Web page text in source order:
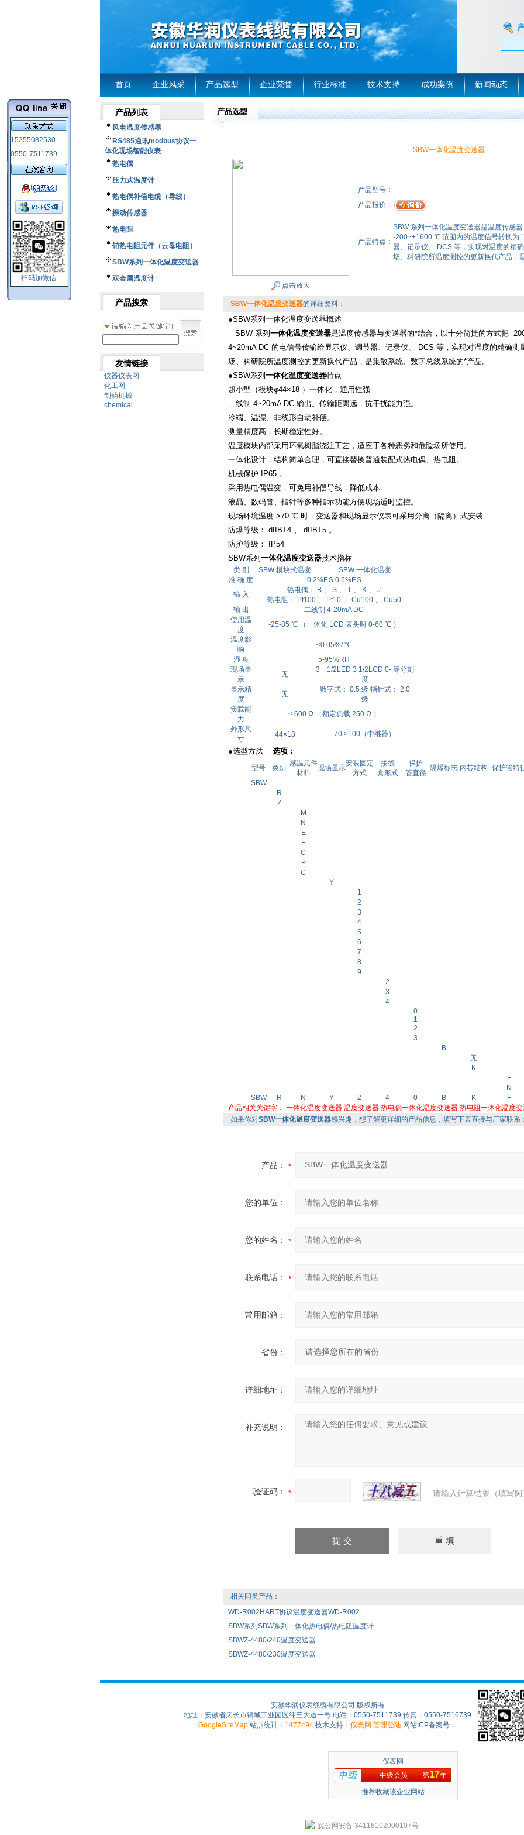
首页 企业风采 产品选型 企业荣誉 行业标准 技术支持 成功案例 新闻动态
15255082530
0550-7511739
扫码加微信
产品列表
风电温度传感器
RS485通讯modbus协议一
体化现场智能仪表
热电偶
压力式温度计
热电偶补偿电缆（导线）
振动传感器
热电阻
铂热电阻元件（云母电阻）
SBW系列一体化温度变送器
双金属温度计
产品搜索
友情链接
仪器仪表网
化工网
制药机械
chemical
产品选型
SBW一体化温度变送器
点击放大
产品型号：
产品报价：
产品特点：
SBW 系列一体化温度变送器是温度传感
-200~+1600 ℃ 范围内的温度信号转换为
器、记录仪、 DCS 等，实现对温度的精
场、科研院所温度测控的更新换代产品，
SBW一体化温度变送器的详细资料：
●SBW系列一体化温度变送器概述
SBW 系列 一体化温度变送器是温度传感器与变送器的*结合，以十分简捷的方式把 -
4~20mA DC 的电信号传输给显示仪、调节器、记录仪、 DCS 等，实现对温度的精确
场、科研院所温度测控的更新换代产品，是集散系统、数字总线系统的*产品
●SBW系列 一体化温度变送器特点
超小型（模块φ44×18 ）一体化，通用性强
二线制 4~20mA DC 输出。传输距离远，抗干扰能力强。
冷端、温漂、非线形自动补偿。
测量精度高，长期稳定性好。
温度模块内部采用环氧树脂浇注工艺，适应于各种恶劣和危险场所使用。
一体化设计，结构简单合理，可直接替换普通装配式热电偶、热电阻。
机械保护 IP65 。
采用热电偶温变，可免用补偿导线，降低成本
液晶、数码管、指针等多种指示功能方便现场适时监控。
现场环境温度 >70 ℃ 时，变送器和现场显示仪表可采用分离（隔离）式安装
防爆等级： dIIBT4 、 dIIBT5 。
防护等级： IP54
SBW系列 一体化温度变送器技术指标
类 别 SBW 模块式温变
SBW 一体化温变
准 确 度
0.2%F.S 0.5%F.S
输 入
热电偶： B 、 S 、 T 、 K 、 J
热电阻： Pt100 、 Pt10 、 Cu100 、 Cu50
输 出
二线制 4-20mA DC
使用温
度
-25-85 ℃ （一体化 LCD 表头时 0-60 ℃ ）
温度影
响
≤0.05%/ ℃
湿 度
5-95%RH
现场显
示
无
3 1/2LED 3 1/2LCD 0- 等分刻
度
显示精
度
无
数字式： 0.5 级 指针式： 2.0
级
负载能
力
< 600 Ω （额定负载 250 Ω ）
外形尺
寸
44×18 70 ×100（中继器）
●选型方法 选项：
型号 类别
感温元件
材料
现场显示
安装固定
方式
接线
盒形式
保护
管直径
隔爆标志 内芯结构 保护管特
SBW
R
Z
M
N
E
F
C
P
C
Y
1
2
3
4
5
6
7
8
9
2
3
4
0
1
2
3
B
无
K
F
N
SBW
R N Y 2 4 0 B K F
产品相关关键字： 一体化温度变送器 温度变送器 热电偶一体化温度变送器 热电阻一体化温度变
如果你对SBW一体化温度变送器感兴趣，想了解更详细的产品信息，填写下表直接与厂家联系：
产品：
您的单位：
您的姓名：
联系电话：
常用邮箱：
省份：
详细地址：
补充说明：
验证码： 请输入计算结果（填写
相关同类产品：
WD-R002HART协议温度变送器WD-R002
SBW系列SBW系列一体化热电偶/热电阻温度计
SBWZ-4480/240温度变送器
SBWZ-4480/230温度变送器
安徽华润仪表线缆有限公司 版权所有
地址：安徽省天长市铜城工业园区纬三大道一号 电话：0550-7511739 传真：0550-7516739
GoogleSiteMap 站点统计： 1477494 技术支持： 仪表网 管理登陆 网站ICP备案号：
仪表网
中级会员
第17年
推荐收藏该企业网站
皖公网安备 34118102000107号